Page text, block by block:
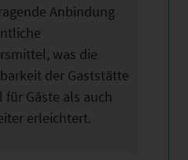
Anbindung
was die
der Gaststätte
für Gäste als auch
erleichtert.